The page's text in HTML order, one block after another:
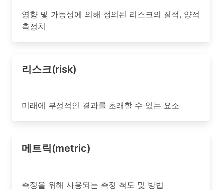
영향 및 가능성에 의해 정의된 리스크의 질적, 양적
측정치
리스크(risk)
미래에 부정적인 결과를 초래할 수 있는 요소
메트릭(metric)
측정을 위해 사용되는 측정 척도 및 방법